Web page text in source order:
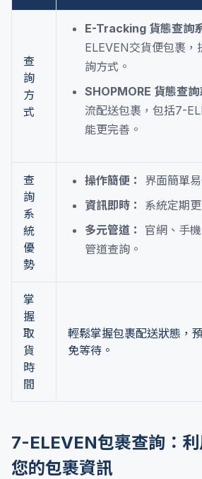
查
詢
方
式
E-Tracking 貨態查詢
ELEVEN交貨便包裹，
詢方式。
SHOPMORE 貨態查詢
流配送包裹，包括7-
能更完善。
查
詢
系
統
優
勢
操作簡便：
界面簡單
資訊即時：
系統定期
多元管道：
官網、手
管道查詢。
掌
握
取
貨
時
間
輕鬆掌握包裹配送狀態，
免等待。
7-ELEVEN包裹查詢：
您的包裹資訊